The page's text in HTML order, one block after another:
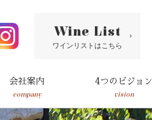
Wine List
ワインリストはこちら
会社案内
company
4つのビジョン
vision